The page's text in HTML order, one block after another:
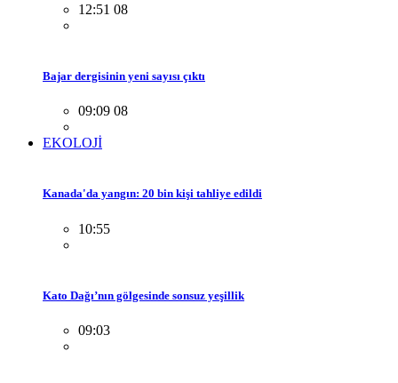
12:51 08
Bajar dergisinin yeni sayısı çıktı
09:09 08
EKOLOJİ
Kanada'da yangın: 20 bin kişi tahliye edildi
10:55
Kato Dağı’nın gölgesinde sonsuz yeşillik
09:03